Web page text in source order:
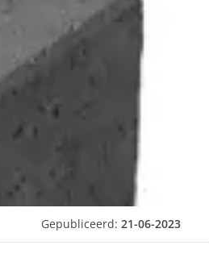
Gepubliceerd: 21-06-2023